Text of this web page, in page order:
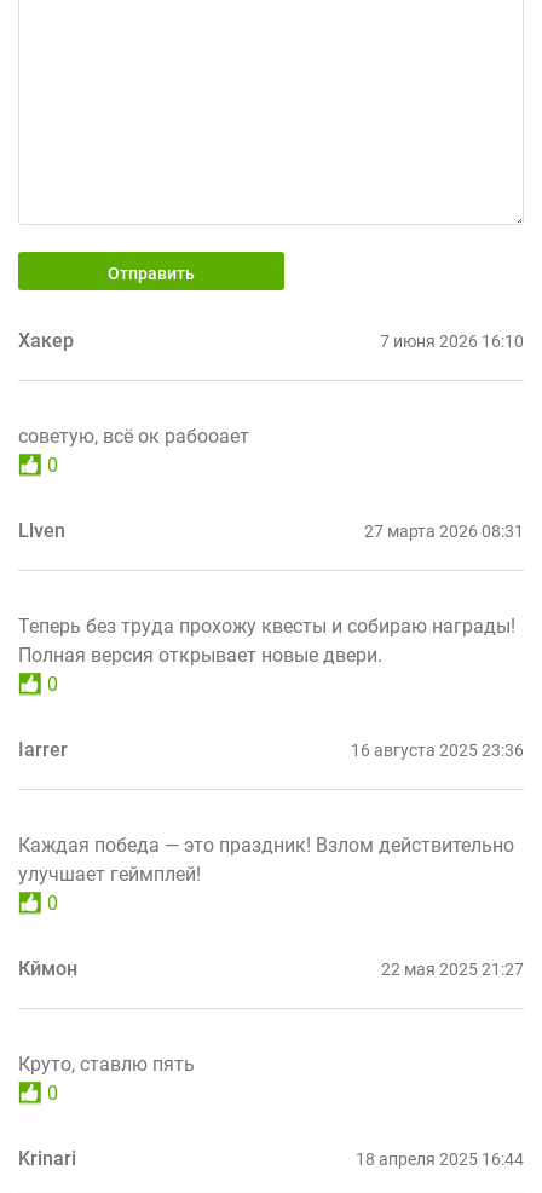
Отправить
Хакер 7 июня 2026 16:10
советую, всё ок рабооает
0
Llven 27 марта 2026 08:31
Теперь без труда прохожу квесты и собираю награды!
Полная версия открывает новые двери.
0
Iarrer 16 августа 2025 23:36
Каждая победа — это праздник! Взлом действительно
улучшает геймплей!
0
Кймон 22 мая 2025 21:27
Круто, ставлю пять
0
Krinari 18 апреля 2025 16:44